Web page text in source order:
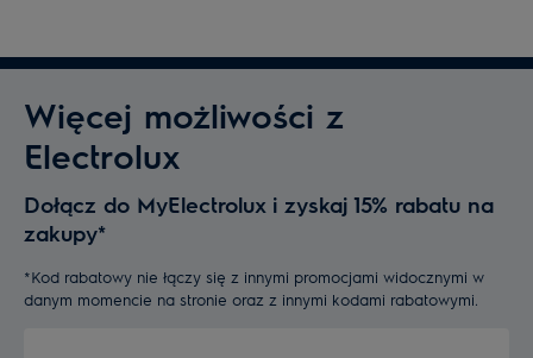
Więcej możliwości z
Electrolux
Dołącz do MyElectrolux i zyskaj 15% rabatu na
zakupy*
*Kod rabatowy nie łączy się z innymi promocjami widocznymi w
danym momencie na stronie oraz z innymi kodami rabatowymi.